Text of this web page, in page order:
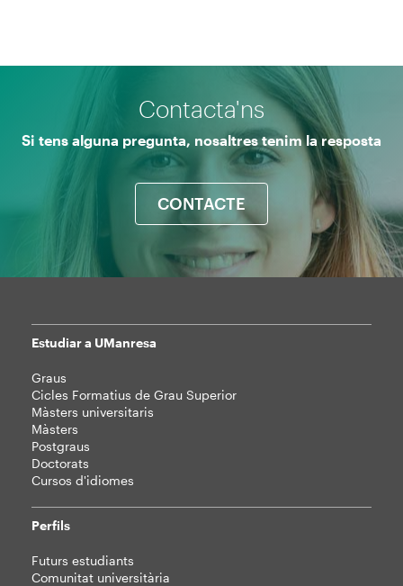
Contacta'ns
Si tens alguna pregunta, nosaltres tenim la resposta
CONTACTE
Mapa
web
Estudiar a UManresa
Graus
Cicles Formatius de Grau Superior
Màsters universitaris
Màsters
Postgraus
Doctorats
Cursos d'idiomes
Perfils
Futurs estudiants
Comunitat universitària